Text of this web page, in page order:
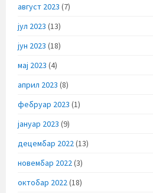
август 2023 (7)
јул 2023 (13)
јун 2023 (18)
мај 2023 (4)
април 2023 (8)
фебруар 2023 (1)
јануар 2023 (9)
децембар 2022(13)
новембар 2022(3)
октобар 2022(18)